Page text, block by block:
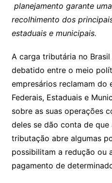
planejamento garante
recolhimento dos
estaduais e municipais.
A carga tributária no
debatido entre o meio
empresários reclamam do
Federais, Estaduais e
sobre as suas operações
deles se dão conta de
tributação abre algumas
possibilitam a redução ou
pagamento de